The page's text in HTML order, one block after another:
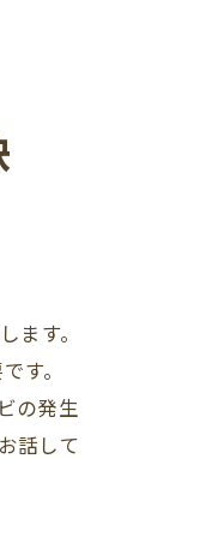
ます。
す。
の発生
話して